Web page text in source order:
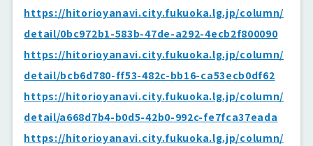
https://hitorioyanavi.city.fukuoka.lg.jp/column/
detail/0bc972b1-583b-47de-a292-4ecb2f800090
https://hitorioyanavi.city.fukuoka.lg.jp/column/
detail/bcb6d780-ff53-482c-bb16-ca53ecb0df62
https://hitorioyanavi.city.fukuoka.lg.jp/column/
detail/a668d7b4-b0d5-42b0-992c-fe7fca37eada
https://hitorioyanavi.city.fukuoka.lg.jp/column/